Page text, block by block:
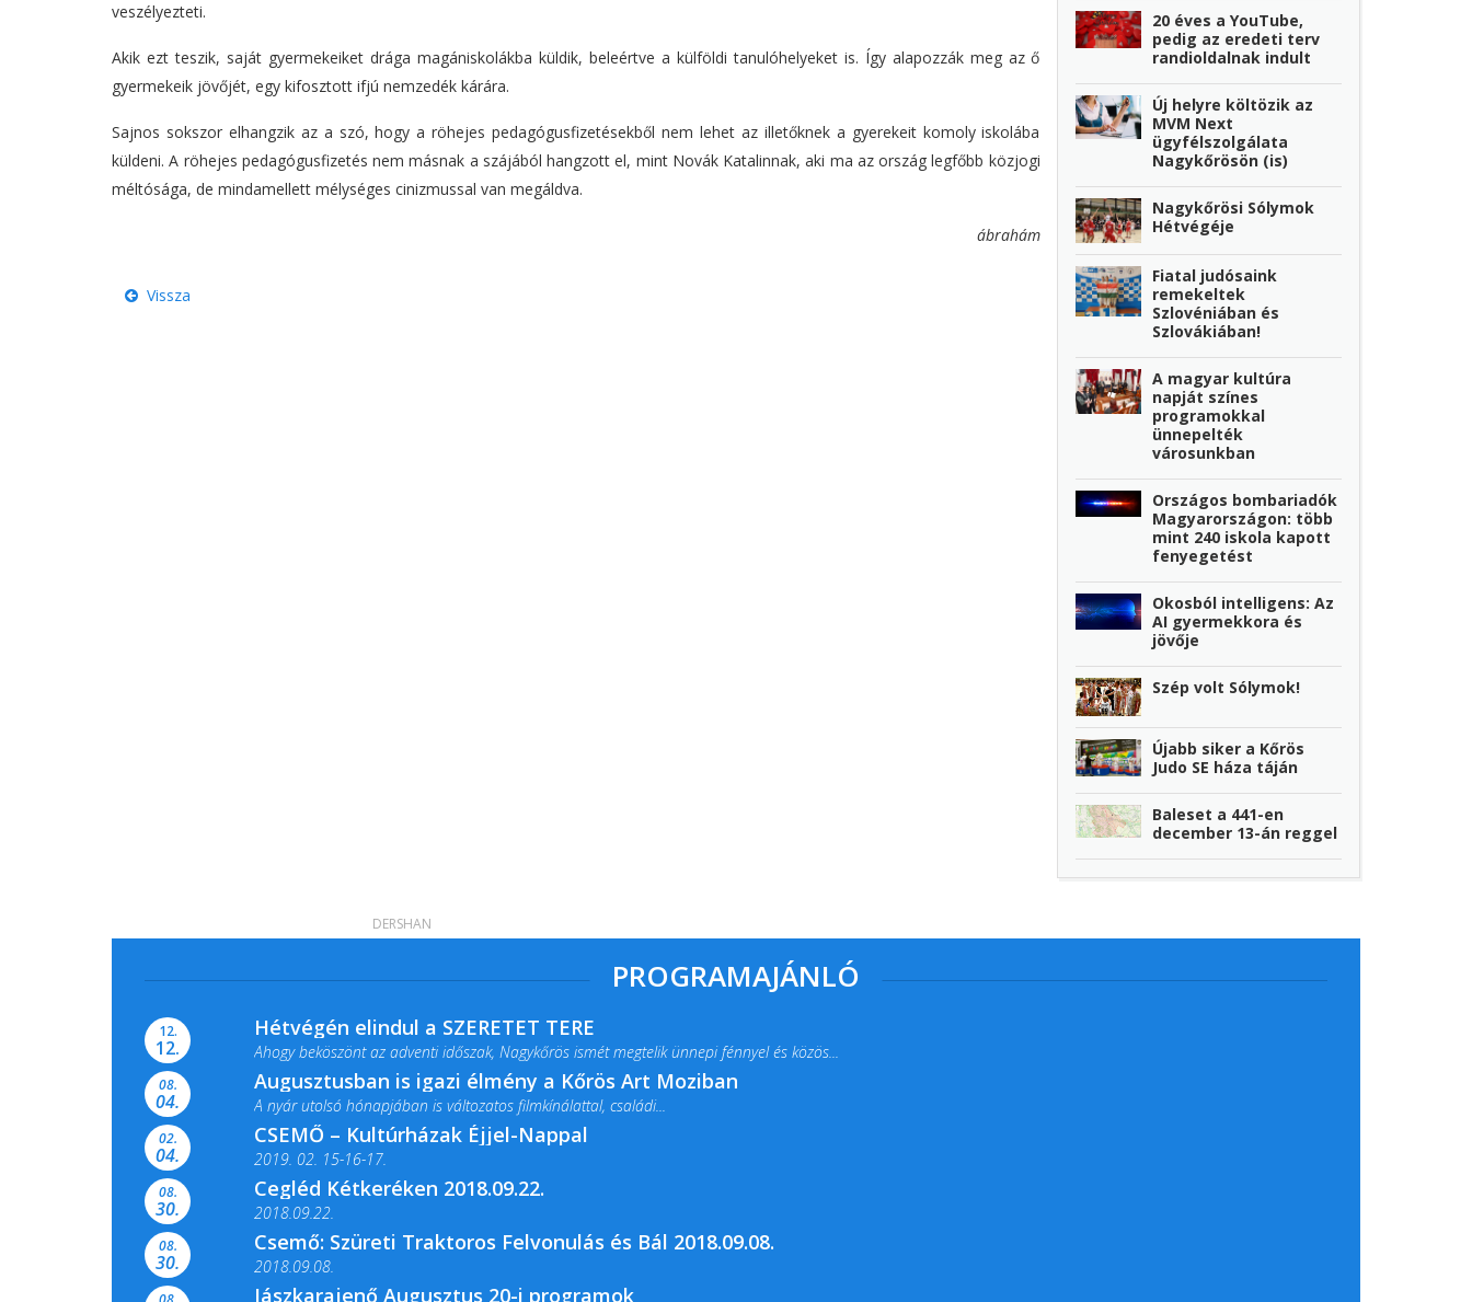
veszélyezteti.
Akik ezt teszik, saját gyermekeiket drága magániskolákba küldik, beleértve a külföldi tanulóhelyeket is. Így alapozzák meg az ő
gyermekeik jövőjét, egy kifosztott ifjú nemzedék kárára.
Sajnos sokszor elhangzik az a szó, hogy a röhejes pedagógusfizetésekből nem lehet az illetőknek a gyerekeit komoly iskolába
küldeni. A röhejes pedagógusfizetés nem másnak a szájából hangzott el, mint Novák Katalinnak, aki ma az ország legfőbb közjogi
méltósága, de mindamellett mélységes cinizmussal van megáldva.
ábrahám
Vissza
20 éves a YouTube,
pedig az eredeti terv
randioldalnak indult
Új helyre költözik az
MVM Next
ügyfélszolgálata
Nagykőrösön (is)
Nagykőrösi Sólymok
Hétvégéje
Fiatal judósaink
remekeltek
Szlovéniában és
Szlovákiában!
A magyar kultúra
napját színes
programokkal
ünnepelték
városunkban
Országos bombariadók
Magyarországon: több
mint 240 iskola kapott
fenyegetést
Okosból intelligens: Az
AI gyermekkora és
jövője
Szép volt Sólymok!
Újabb siker a Kőrös
Judo SE háza táján
Baleset a 441-en
december 13-án reggel
PROGRAMAJÁNLÓ
12.
12.
Hétvégén elindul a SZERETET TERE
Ahogy beköszönt az adventi időszak, Nagykőrös ismét megtelik ünnepi fénnyel és közös...
08.
04.
Augusztusban is igazi élmény a Kőrös Art Moziban
A nyár utolsó hónapjában is változatos filmkínálattal, családi...
02.
04.
CSEMŐ – Kultúrházak Éjjel-Nappal
2019. 02. 15-16-17.
Színes és tartalmas programokkal várja a Csemői Községi Könyvtár és...
08.
30.
Cegléd Kétkeréken 2018.09.22.
2018.09.22.
08.
30.
Csemő: Szüreti Traktoros Felvonulás és Bál 2018.09.08.
2018.09.08.
Jászkarajenő Augusztus 20-i programok
DERSHAN